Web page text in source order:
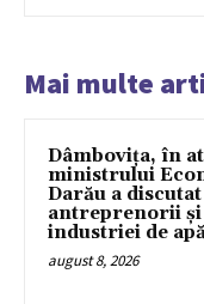
Mai multe
Dâmbovița, în
ministrului
Darău a
antreprenorii
industriei de
august 8, 2026